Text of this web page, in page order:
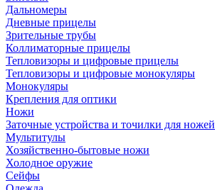
Дальномеры
Дневные прицелы
Зрительные трубы
Коллиматорные прицелы
Тепловизоры и цифровые прицелы
Тепловизоры и цифровые монокуляры
Монокуляры
Крепления для оптики
Ножи
Заточные устройства и точилки для ножей
Мультитулы
Хозяйственно-бытовые ножи
Холодное оружие
Сейфы